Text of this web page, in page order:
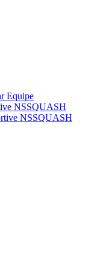
Equipe
NSSQUASH
NSSQUASH